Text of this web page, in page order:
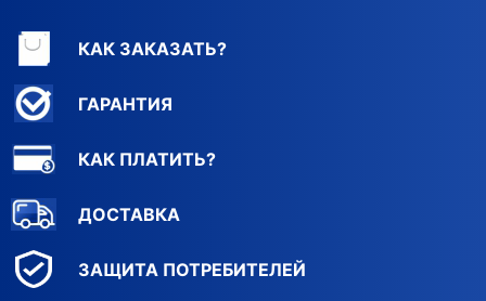
КАК ЗАКАЗАТЬ?
ГАРАНТИЯ
КАК ПЛАТИТЬ?
ДОСТАВКА
ЗАЩИТА ПОТРЕБИТЕЛЕЙ